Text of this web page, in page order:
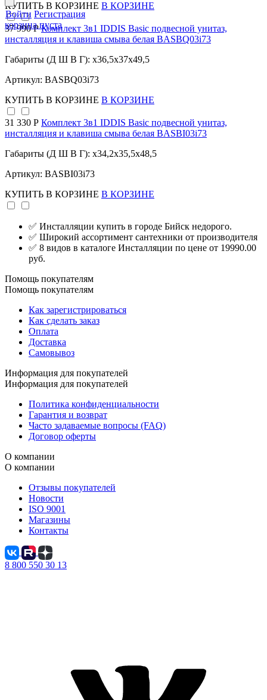
Войти Регистрация
корзина пуста
КУПИТЬ В КОРЗИНЕ В КОРЗИНЕ
37 990 РКомплект 3в1 IDDIS Basic подвесной унитаз,
инсталляция и клавиша смыва белая BASBQ03i73
Габариты (Д Ш В Г): x36,5x37x49,5
Артикул: BASBQ03i73
КУПИТЬ В КОРЗИНЕ В КОРЗИНЕ
31 330 Р Комплект 3в1 IDDIS Basic подвесной унитаз,
инсталляция и клавиша смыва белая BASBI03i73
Габариты (Д Ш В Г): x34,2x35,5x48,5
Артикул: BASBI03i73
КУПИТЬ В КОРЗИНЕ В КОРЗИНЕ
✅ Инсталляции купить в городе Бийск недорого.
✅ Широкий ассортимент сантехники от производителя
✅ 8 видов в каталоге Инсталляции по цене от 19990.00
руб.
Помощь покупателям
Помощь покупателям
Как зарегистрироваться
Как сделать заказ
Оплата
Доставка
Самовывоз
Информация для покупателей
Информация для покупателей
Политика конфиденциальности
Гарантия и возврат
Часто задаваемые вопросы (FAQ)
Договор оферты
О компании
О компании
Отзывы покупателей
Новости
ISO 9001
Магазины
Контакты
8 800 550 30 13